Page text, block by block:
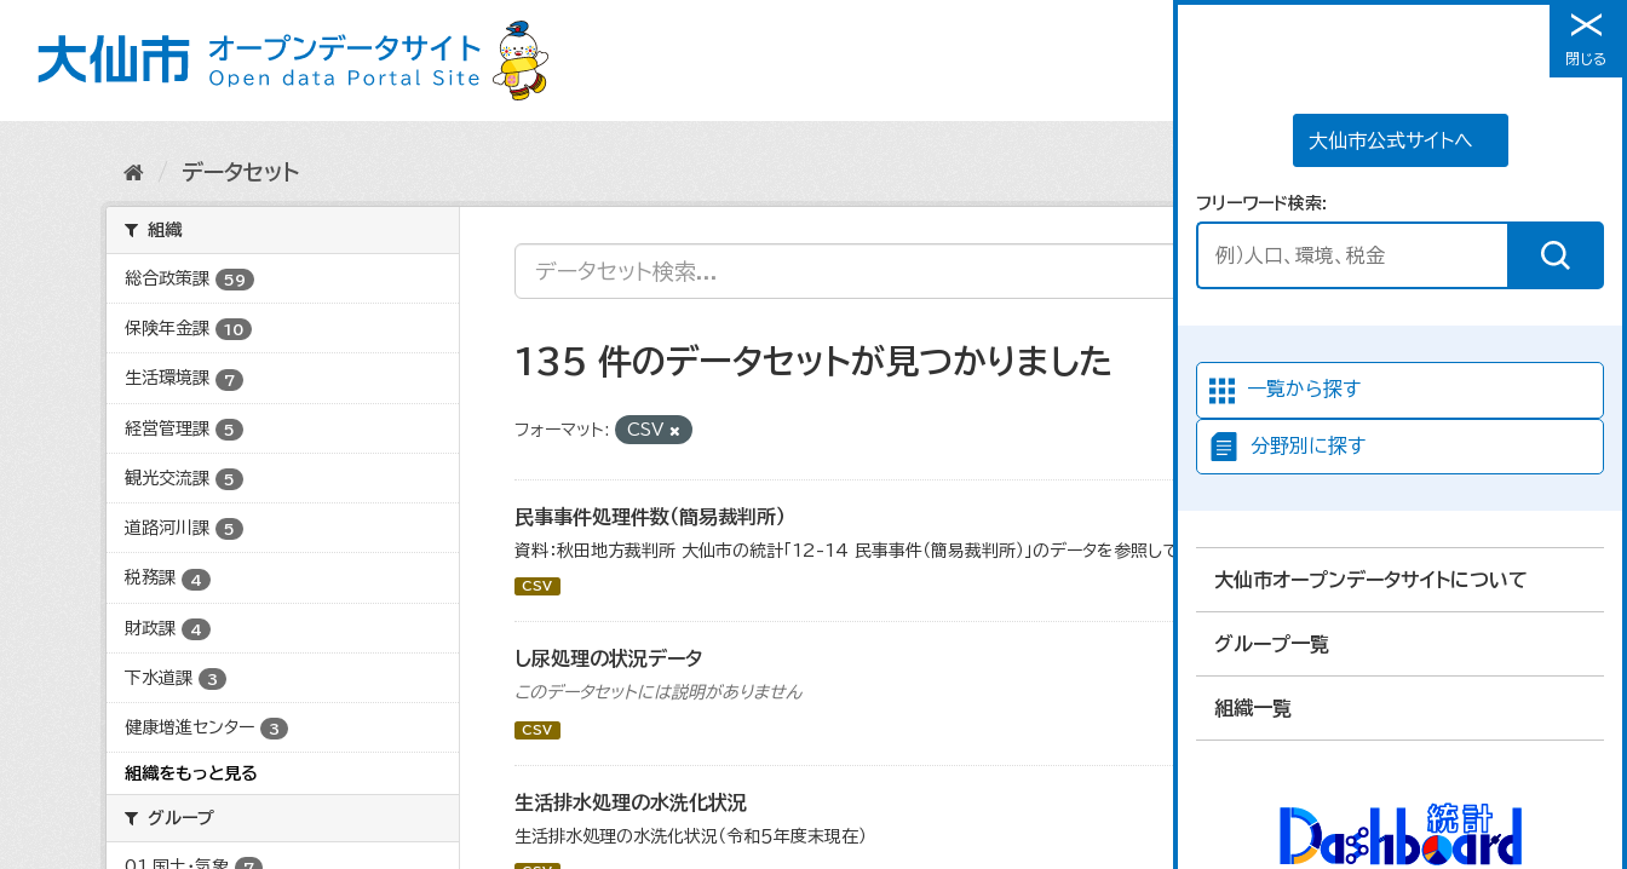
メニュー
大仙市公式サイトへ
フリーワード検索
一覧から探す
分野別に探す
大仙市オープンデータサイトについて
グループ一覧
組織一覧
閉じる
データセット
組織
総合政策課 59
保険年金課 10
生活環境課 7
経営管理課 5
観光交流課 5
道路河川課 5
税務課 4
財政課 4
下水道課 3
健康増進センター 3
組織をもっと見る
グループ
135 件のデータセットが見つかりました
フォーマット: CSV
民事事件処理件数（簡易裁判所）
資料：秋田地方裁判所 大仙市の統計「12-14 民事事件（簡易裁判所）」のデータを参照しています。
CSV
し尿処理の状況データ
このデータセットには説明がありません
CSV
生活排水処理の水洗化状況
生活排水処理の水洗化状況（令和５年度末現在）